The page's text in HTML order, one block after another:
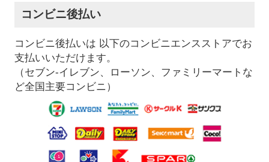
コンビニ後払い
コンビニ後払いは 以下のコンビニエンスストアでお
支払いいただけます。
（セブン-イレブン、ローソン、ファミリーマートな
ど全国主要コンビニ）